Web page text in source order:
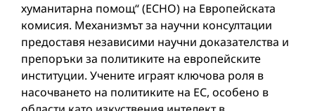
хуманитарна помощ“ (ECHO) на Европейската
комисия. Механизмът за научни консултации
предоставя независими научни доказателства и
препоръки за политиките на европейските
институции. Учените играят ключова роля в
насочването на политиките на ЕС, особено в